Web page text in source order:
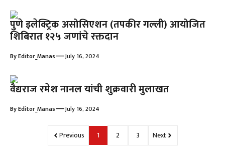
पुणे इलेक्ट्रिक असोसिएशन (तपकीर गल्ली) आयोजित
शिबिरात १२५ जणांचे रक्तदान
ByEditor_Manas—July 16, 2024
वैद्यराज रमेश नानल यांची शुक्रवारी मुलाखत
ByEditor_Manas—July 16, 2024
Previous 1 2 3 Next